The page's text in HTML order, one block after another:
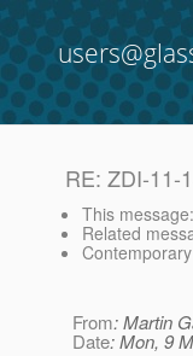
RE: ZDI-11-
This message
Related
From: Martin
Date: Mon, 9